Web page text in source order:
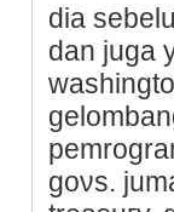
dia
dan ϳuga
goνs.